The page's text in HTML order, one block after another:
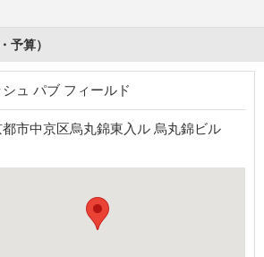
予算）
ュ パブ フィールド
都市中京区烏丸錦東入ル 烏丸錦ビル